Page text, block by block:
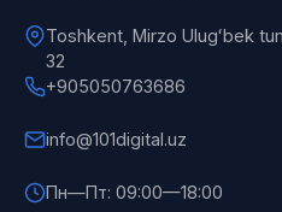
Toshkent, Mirzo Ulugʻbek
32
+905050763686
info@101digital.uz
Пн—Пт: 09:00—18:00